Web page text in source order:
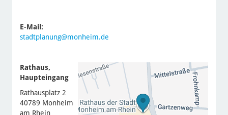
E-Mail:
stadtplanung@monheim.de
Rathaus,
Haupteingang
Rathausplatz 2
40789 Monheim
am Rhein